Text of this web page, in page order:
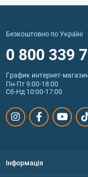
Безкоштовно по Україні
0 800 339
График
Пн-Пт 9:00-18:00
Сб-Нд 10:00-17:00
Інформація